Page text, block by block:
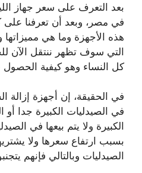
بعد التعرف على سعر جهاز
في مصر، وبعد أن تعرفنا
هذه الأجهزة وما هي
التي سوف تظهر ننتقل الآن
كل النساء وهو كيفية
في الحقيقة، إن أجهزة إزالة
في الصيدليات الكبيرة جدا أو
الكبيرة ولا يتم بيعها في
بسبب ارتفاع سعرها ولا
الصيدليات وبالتالي فإنهم